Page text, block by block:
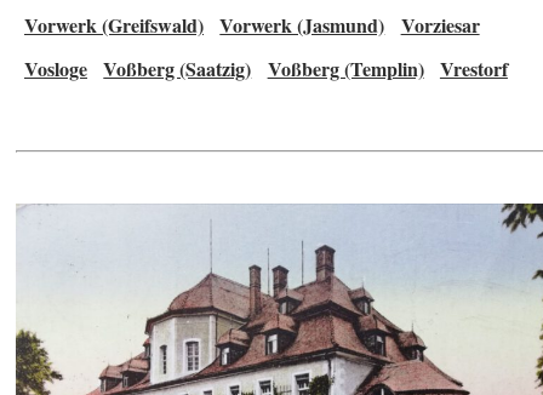
Vorwerk (Greifswald) Vorwerk (Jasmund)
Vorziesar
Vosloge Voßberg (Saatzig) Voßberg (Templin) Vrestorf